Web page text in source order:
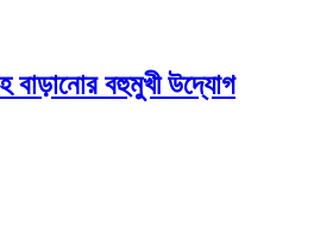
বাড়ানোর বহুমুখী উদ্যোগ